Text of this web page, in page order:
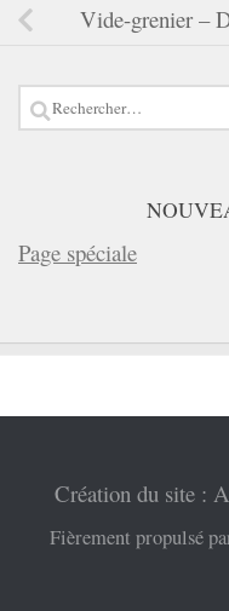
Vide-grenier –
Rechercher :
Page spéciale
Création du site :
Fièrement propulsé